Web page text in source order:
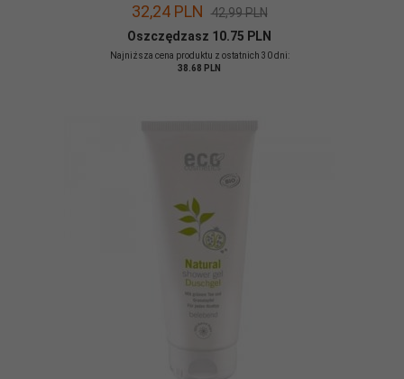
32,24 PLN 42,99 PLN
Oszczędzasz 10.75 PLN
Najniższa cena produktu z ostatnich 30 dni:
38.68 PLN